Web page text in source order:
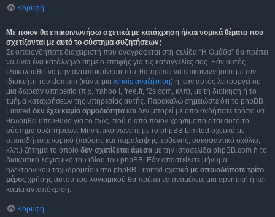
Κορυφή
Με ποιον θα επικοινωνήσω σχετικά με κατάχρηση ή/και νομικά θέματα που
σχετίζονται με αυτό το σύστημα συζητήσεων;
Σε οποιονδήποτε διαχειριστή που αναγράφεται στη σελίδα “Η Ομάδα” θα πρέπει
να είναι ένα κατάλληλο σημείο επαφής για τις καταγγελίες σας. Εάν αυτός
εξακολουθεί να μην ανταποκρίνεται τότε θα πρέπει να επικοινωνήσετε με τον
ιδιοκτήτη του domain (κάντε μια whois αναζήτηση) ή, εάν αυτός λειτουργεί σε
μια δωρεάν υπηρεσία (π.χ. Yahoo !, free.fr, f2s.com, κλπ), με τη διοίκηση ή το
τμήμα καταχρήσεων της υπηρεσίας αυτής. Παρακαλώ σημειώστε ότι το phpBB
Limited δεν έχει καμία αρμοδιότητα και δεν μπορεί με οποιονδήποτε τρόπο να
θεωρηθεί υπεύθυνο για το πώς, πού ή από ποιον χρησιμοποιείται αυτό το
σύστημα συζητήσεων. Μην επικοινωνείτε με το phpBB Limited σχετικά με
οποιαδήποτε νομικό (παύσης και παράλειψης, ευθύνης, συκοφαντικό σχόλιο,
κλπ.) ζήτημα το οποίο δεν σχετίζεται άμεσα με την ιστοσελίδα phpBB.com ή το
διακριτικό λογισμικό του ιδίου του phpBB. Εάν αποστείλετε μήνυμα
ηλεκτρονικού ταχυδρομείου στο phpBB Limited σχετικά με οποιοδήποτε τρίτο
μέρος χρήσης αυτού του λογισμικού θα πρέπει να αναμένετε μια αρνητική ή και
καμία ανταπόκριση.
Κορυφή